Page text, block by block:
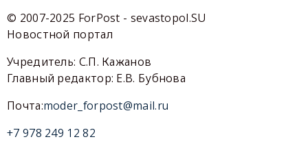
© 2007-2025 ForPost - sevastopol.SU
Новостной портал
Учредитель: С.П. Кажанов
Главный редактор: Е.В. Бубнова
Почта:moder_forpost@mail.ru
+7 978 249 12 82